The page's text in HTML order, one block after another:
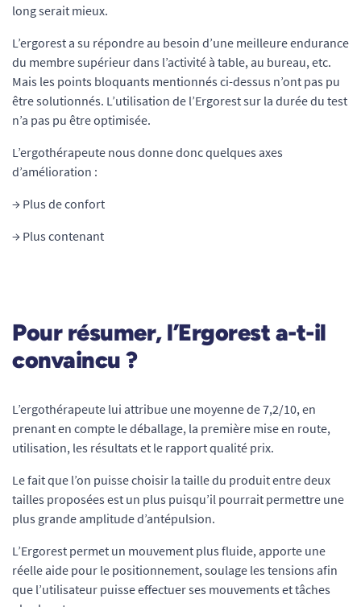
long serait mieux.
L’ergorest a su répondre au besoin d’une meilleure endurance
du membre supérieur dans l’activité à table, au bureau, etc.
Mais les points bloquants mentionnés ci-dessus n’ont pas pu
être solutionnés. L’utilisation de l’Ergorest sur la durée du test
n’a pas pu être optimisée.
L’ergothérapeute nous donne donc quelques axes
d’amélioration :
→ Plus de confort
→ Plus contenant
Pour résumer, l’Ergorest a-t-il
convaincu ?
L’ergothérapeute lui attribue une moyenne de 7,2/10, en
prenant en compte le déballage, la première mise en route,
utilisation, les résultats et le rapport qualité prix.
Le fait que l’on puisse choisir la taille du produit entre deux
tailles proposées est un plus puisqu’il pourrait permettre une
plus grande amplitude d’antépulsion.
L’Ergorest permet un mouvement plus fluide, apporte une
réelle aide pour le positionnement, soulage les tensions afin
que l’utilisateur puisse effectuer ses mouvements et tâches